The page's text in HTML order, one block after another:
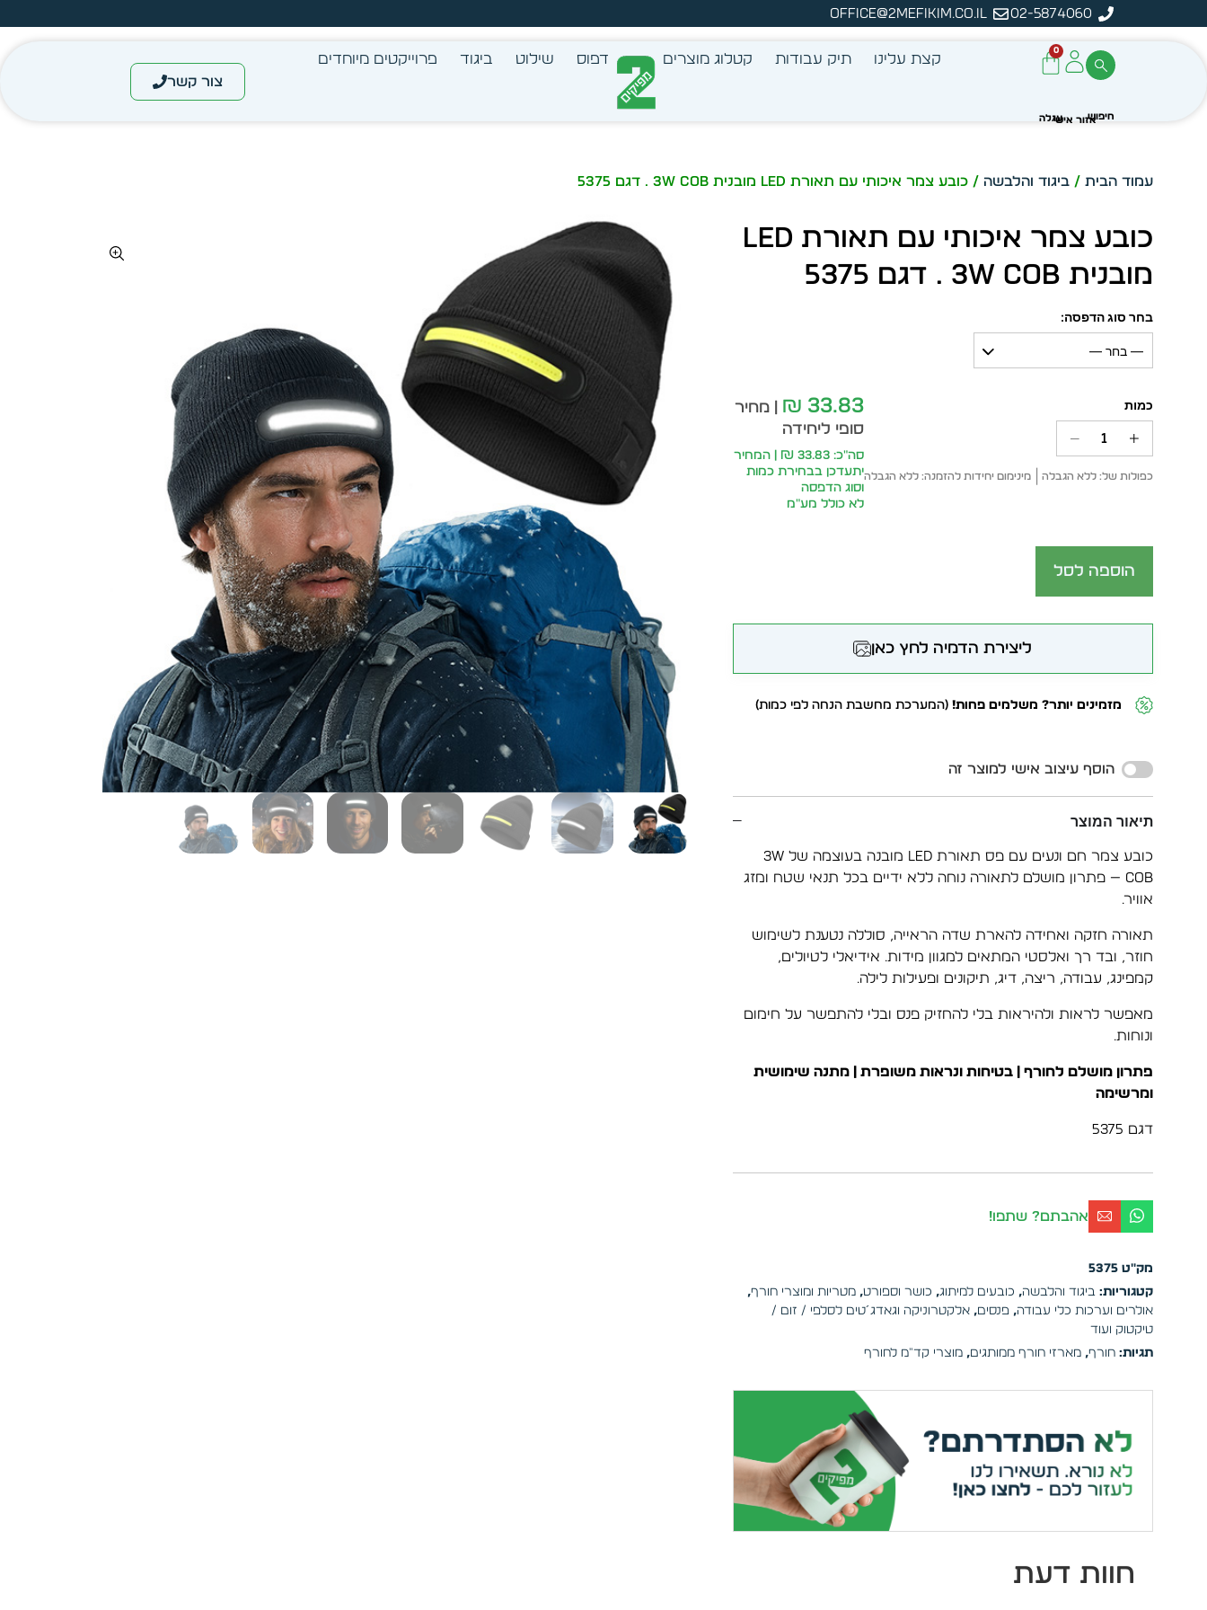
02-5874060
office@2mefikim.co.il
מיידית מתוך מלאי קיים
עצב בעצמך - הכן הדמייה לכל פריט בקלות מחיר מיידי- מותאם לפי כמות
0
קצת עלינו תיק עבודות קטלוג מוצרים דפוס שילוט ביגוד פרוייקטים מיוחדים
צור קשר
עמוד הבית /ביגוד והלבשה / כובע צמר איכותי עם תאורת LED מובנית 3W COB . דגם 5375
כובע צמר איכותי עם תאורת LED
מובנית 3W COB . דגם 5375
בחר סוג הדפסה:
— בחר —
כפולות של: ללא הגבלה מינימום יחידות להזמנה: ללא הגבלה
₪ 33.83
| מחיר
סופי ליחידה
סה״כ: 33.83 ₪ | המחיר
יתעדכן בבחירת כמות
וסוג הדפסה
לא כולל מע״מ
הוספה לסל
ליצירת הדמיה לחץ כאן
מזמינים יותר? משלמים פחות! (המערכת מחשבת הנחה לפי כמות)
הוסף עיצוב אישי למוצר זה
תיאור המוצר
כובע צמר חם ונעים עם פס תאורת LED מובנה בעוצמה של 3W
COB — פתרון מושלם לתאורה נוחה ללא ידיים בכל תנאי שטח ומזג
אוויר.
תאורה חזקה ואחידה להארת שדה הראייה, סוללה נטענת לשימוש
חוזר, ובד רך ואלסטי המתאים למגוון מידות. אידיאלי לטיולים,
קמפינג, עבודה, ריצה, דיג, תיקונים ופעילות לילה.
מאפשר לראות ולהיראות בלי להחזיק פנס ובלי להתפשר על חימום
ונוחות.
פתרון מושלם לחורף | בטיחות ונראות משופרת | מתנה שימושית
ומרשימה
דגם 5375
אהבתם? שתפו!
מק"ט5375
קטגוריות: ביגוד והלבשה, כובעים למיתוג, כושר וספורט,מטריות ומוצרי חורף,
אולרים וערכות כלי עבודה,פנסים,אלקטרוניקה וגאדג´טים לסלפי / זום /
טיקטוק ועוד
תגיות: חורף,מארזי חורף ממותגים,מוצרי קד"מ לחורף
חוות דעת